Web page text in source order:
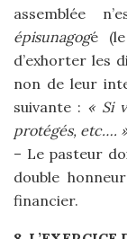
assemblée
épisunagogé
d’exhorter les
non de leur
suivante : « Si
protégés, etc…. »
– Le pasteur
double
financier.